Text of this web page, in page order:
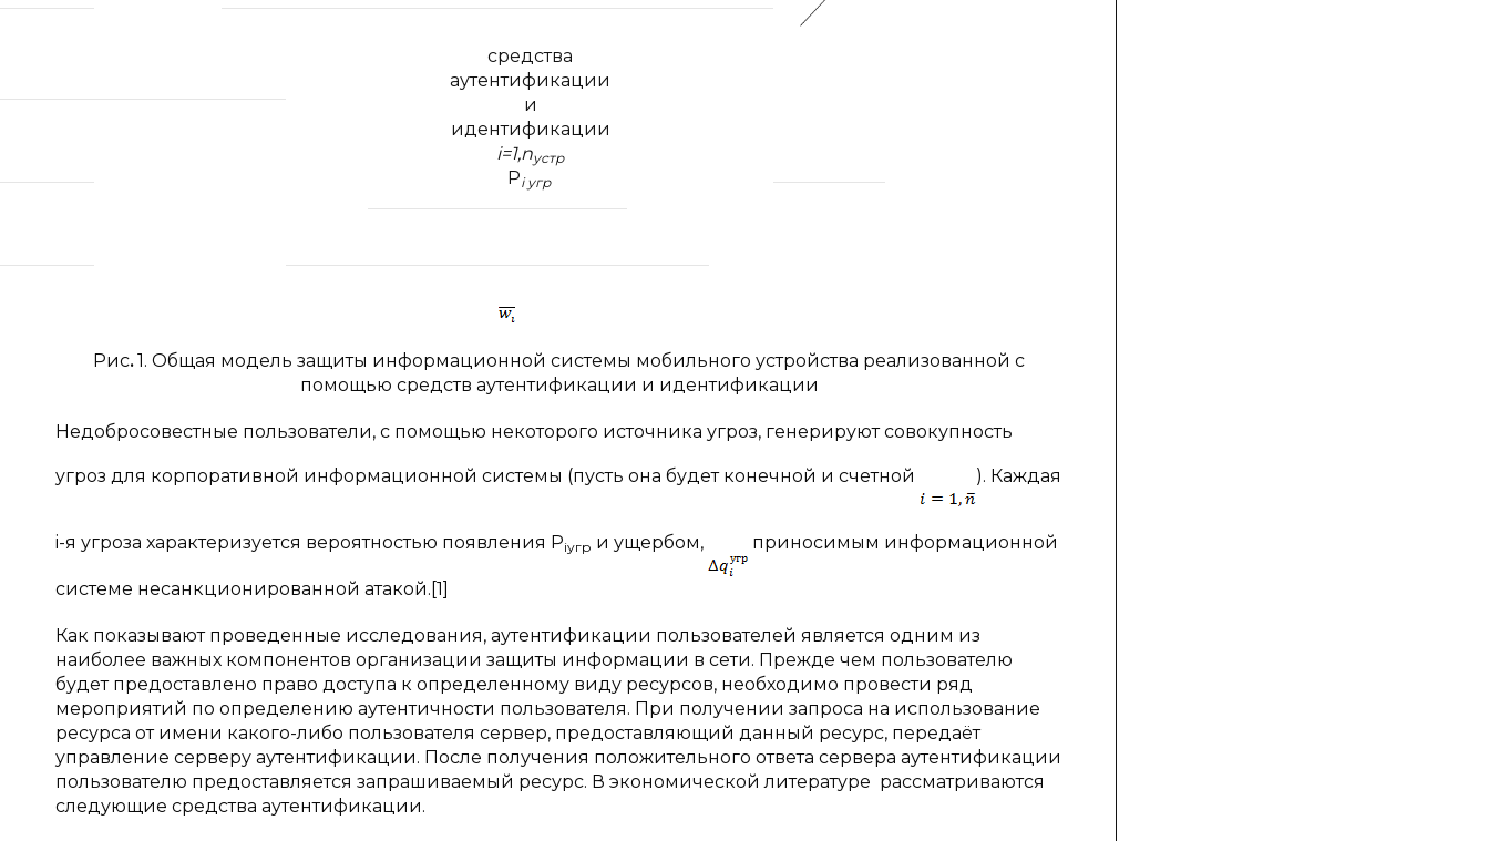
средства
аутентификации
и
идентификации
i=1,nустр
Pi угр
Рис.1. Общая модель защиты информационной системы мобильного устройства реализованной с
помощью средств аутентификации и идентификации
Недобросовестные пользователи, с помощью некоторого источника угроз, генерируют совокупность
угроз для корпоративной информационной системы (пусть она будет конечной и счетной ). Каждая
i-я угроза характеризуется вероятностью появления Рiугр и ущербом, приносимым информационной
системе несанкционированной атакой.[1]
Как показывают проведенные исследования, аутентификации пользователей является одним из
наиболее важных компонентов организации защиты информации в сети. Прежде чем пользователю
будет предоставлено право доступа к определенному виду ресурсов, необходимо провести ряд
мероприятий по определению аутентичности пользователя. При получении запроса на использование
ресурса от имени какого-либо пользователя сервер, предоставляющий данный ресурс, передаёт
управление серверу аутентификации. После получения положительного ответа сервера аутентификации
пользователю предоставляется запрашиваемый ресурс. В экономической литературе рассматриваются
следующие средства аутентификации.